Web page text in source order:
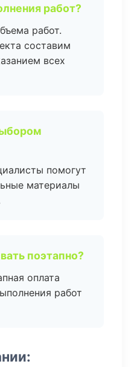
работ?
работ.
составим
всех
помогут
материалы
поэтапно?
оплата
работ